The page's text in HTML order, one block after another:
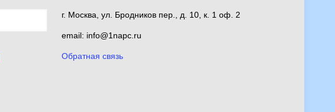
г. Москва, ул. Бродников пер., д. 10, к. 1 оф. 2
email: info@1napc.ru
Обратная связь